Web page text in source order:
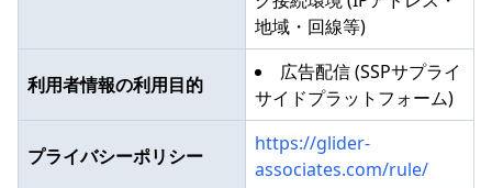
地域・回線等)
利用者情報の利用目的
広告配信 (SSPサプライ
サイドプラットフォーム)
プライバシーポリシー
https://glider-
associates.com/rule/